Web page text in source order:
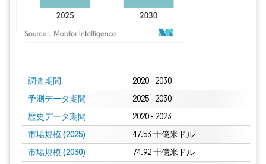
調査期間 2020 - 2030
予測データ期間 2025 - 2030
歴史データ期間 2020 - 2023
市場規模 (2025) 47.53 十億米ドル
市場規模 (2030) 74.92 十億米ドル